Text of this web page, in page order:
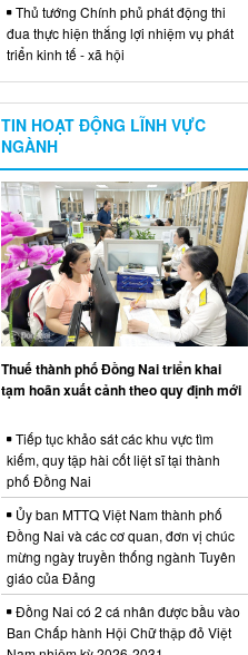
Thủ tướng Chính phủ phát động thi
đua thực hiện thắng lợi nhiệm vụ phát
triển kinh tế - xã hội
TIN HOẠT ĐỘNG LĨNH VỰC
NGÀNH
Thuế thành phố Đồng Nai triển khai
tạm hoãn xuất cảnh theo quy định mới
Tiếp tục khảo sát các khu vực tìm
kiếm, quy tập hài cốt liệt sĩ tại thành
phố Đồng Nai
Ủy ban MTTQ Việt Nam thành phố
Đồng Nai và các cơ quan, đơn vị chúc
mừng ngày truyền thống ngành Tuyên
giáo của Đảng
Đồng Nai có 2 cá nhân được bầu vào
Ban Chấp hành Hội Chữ thập đỏ Việt